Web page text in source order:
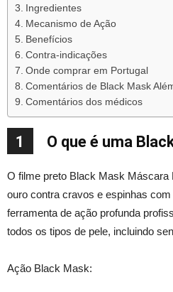
Ingredientes
Mecanismo de Ação
Benefícios
Contra-indicações
Onde comprar em Portugal
Comentários de Black Mask
Comentários dos médicos
1 O que é uma
O filme preto Black Mask Máscara
ouro contra cravos e espinhas
ferramenta de ação profunda
todos os tipos de pele, incluindo
Ação Black Mask: